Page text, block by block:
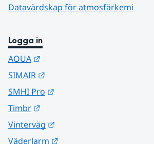
Datavärdskap för atmosfärkemi
Logga in
AQUA
SIMAIR
SMHI Pro
Timbr
Vinterväg
Väderlarm